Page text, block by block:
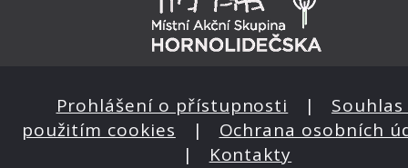
Prohlášení o přístupnosti | Souhlas
použitím cookies | Ochrana osobních
| Kontakty